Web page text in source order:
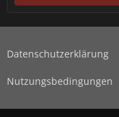
Datenschutzerklärung
Nutzungsbedingungen